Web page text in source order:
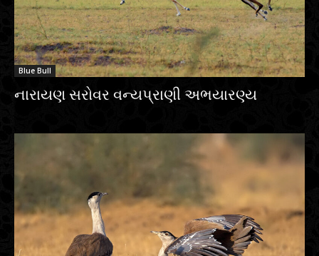
Blue Bull
નારાયણ સરોવર વન્યપ્રાણી અભયારણ્ય